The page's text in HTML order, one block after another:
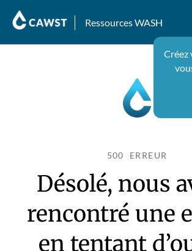
Ressources WASH
Créez
500 ERREUR
Désolé, nous
rencontré une
en tentant